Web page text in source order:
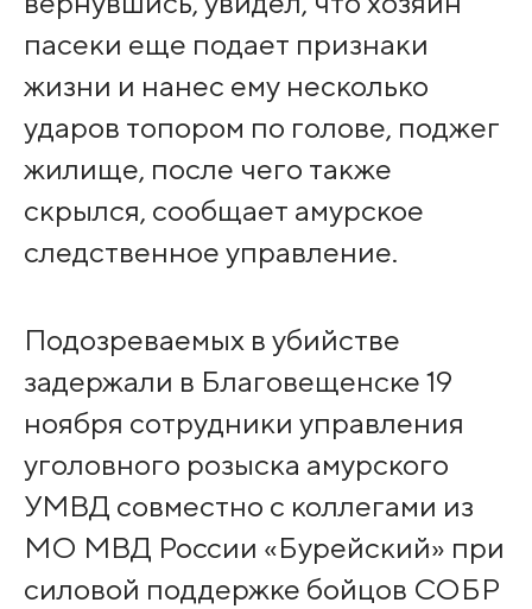
пасеки еще подает признаки
жизни и нанес ему несколько
ударов топором по голове, поджег
жилище, после чего также
скрылся, сообщает амурское
следственное управление.
Подозреваемых в убийстве
задержали в Благовещенске 19
ноября сотрудники управления
уголовного розыска амурского
УМВД совместно с коллегами из
МО МВД России «Бурейский» при
силовой поддержке бойцов СОБР